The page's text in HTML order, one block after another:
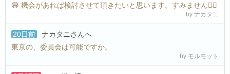
😅 機会があれば検討させて頂きたいと思います。すみません🙇‍♀️
by ナカタニ
20日前 ナカタニさんへ
東京の、委員会は可能ですか。
by モルモット